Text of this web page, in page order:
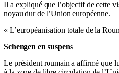
Il a expliqué que l’objectif de cette
noyau dur de l’Union européenne.
« L’européanisation totale de la
Schengen en suspens
Le président roumain a affirmé que